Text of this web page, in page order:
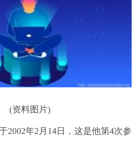
(资料图片)
2002年2月14日，这是他第4次参